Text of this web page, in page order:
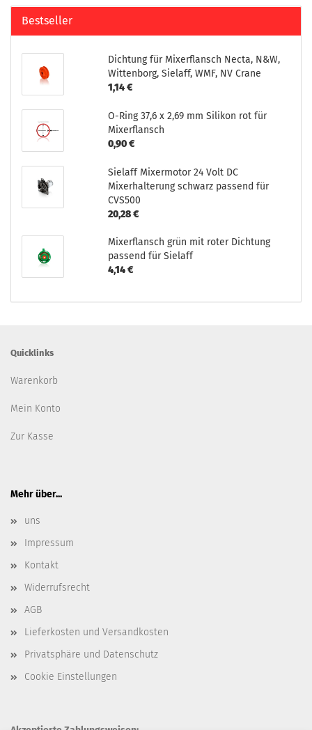
Bestseller
Dichtung für Mixerflansch Necta, N&W,
Wittenborg, Sielaff, WMF, NV Crane
1,14 €
O-Ring 37,6 x 2,69 mm Silikon rot für
Mixerflansch
0,90 €
Sielaff Mixermotor 24 Volt DC
Mixerhalterung schwarz passend für
CVS500
20,28 €
Mixerflansch grün mit roter Dichtung
passend für Sielaff
4,14 €
Quicklinks
Warenkorb
Mein Konto
Zur Kasse
Mehr über...
uns
Impressum
Kontakt
Widerrufsrecht
AGB
Lieferkosten und Versandkosten
Privatsphäre und Datenschutz
Cookie Einstellungen